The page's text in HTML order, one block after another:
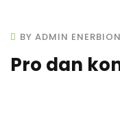
BY ADMIN ENERBION
Pro dan